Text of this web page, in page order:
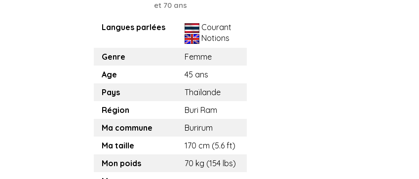
et 70 ans
Langues parlées
Courant
Notions
Genre
Femme
Age
45 ans
Pays
Thaïlande
Région
Buri Ram
Ma commune
Burirum
Ma taille
170 cm (5.6 ft)
Mon poids
70 kg (154 lbs)